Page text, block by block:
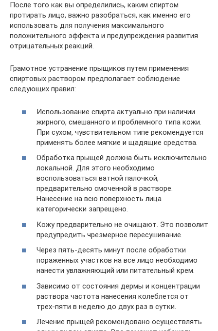
После того как вы определились, каким спиртом
протирать лицо, важно разобраться, как именно его
использовать для получения максимального
положительного эффекта и предупреждения развития
отрицательных реакций.
Грамотное устранение прыщиков путем применения
спиртовых раствором предполагает соблюдение
следующих правил:
Использование спирта актуально при наличии
жирного, смешанного и проблемного типа кожи.
При сухом, чувствительном типе рекомендуется
применять более мягкие и щадящие средства.
Обработка прыщей должна быть исключительно
локальной. Для этого необходимо
воспользоваться ватной палочкой,
предварительно смоченной в растворе.
Нанесение на всю поверхность лица
категорически запрещено.
Кожу предварительно не очищают. Это позволит
предупредить чрезмерное пересушивание.
Через пять-десять минут после обработки
пораженных участков на все лицо необходимо
нанести увлажняющий или питательный крем.
Зависимо от состояния дермы и концентрации
раствора частота нанесения колеблется от
трех-пяти в неделю до двух раз в сутки.
Лечение прыщей рекомендовано осуществлять